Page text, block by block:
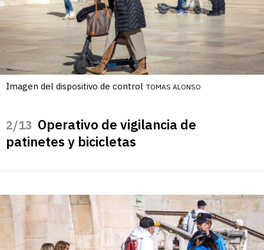
Imagen del dispositivo de control TOMAS ALONSO
/13 Operativo de vigilancia de
patinetes y bicicletas